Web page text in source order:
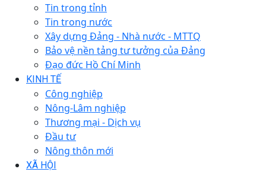
Tin trong tỉnh
Tin trong nước
Xây dựng Đảng - Nhà nước - MTTQ
Bảo vệ nền tảng tư tưởng của Đảng
Đạo đức Hồ Chí Minh
KINH TẾ
Công nghiệp
Nông-Lâm nghiệp
Thương mại - Dịch vụ
Đầu tư
Nông thôn mới
XÃ HỘI